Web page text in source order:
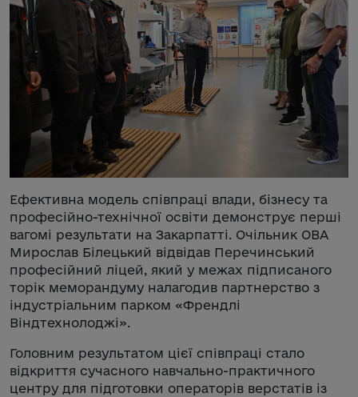
Ефективна модель співпраці влади, бізнесу та
професійно-технічної освіти демонструє перші
вагомі результати на Закарпатті. Очільник ОВА
Мирослав Білецький відвідав Перечинський
професійний ліцей, який у межах підписаного
торік меморандуму налагодив партнерство з
індустріальним парком «Френдлі
Віндтехнолоджі».
Головним результатом цієї співпраці стало
відкриття сучасного навчально-практичного
центру для підготовки операторів верстатів із